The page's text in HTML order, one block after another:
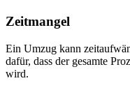
Zeitmangel
Ein Umzug kann
dafür, dass der gesamte
wird.